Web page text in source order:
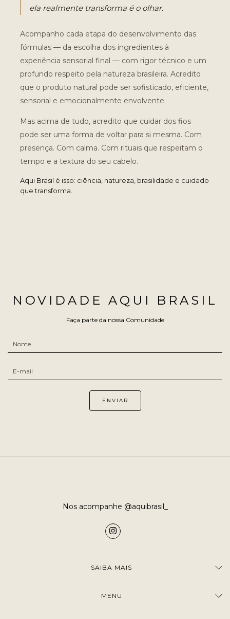
ela realmente transforma é o olhar.
Acompanho cada etapa do desenvolvimento das
fórmulas — da escolha dos ingredientes à
experiência sensorial final — com rigor técnico e um
profundo respeito pela natureza brasileira. Acredito
que o produto natural pode ser sofisticado, eficiente,
sensorial e emocionalmente envolvente.
Mas acima de tudo, acredito que cuidar dos fios
pode ser uma forma de voltar para si mesma. Com
presença. Com calma. Com rituais que respeitam o
tempo e a textura do seu cabelo.
Aqui Brasil é isso: ciência, natureza, brasilidade e cuidado
que transforma.
NOVIDADE AQUI BRASIL
Faça parte da nossa Comunidade
Nos acompanhe @aquibrasil_
SAIBA MAIS
MENU